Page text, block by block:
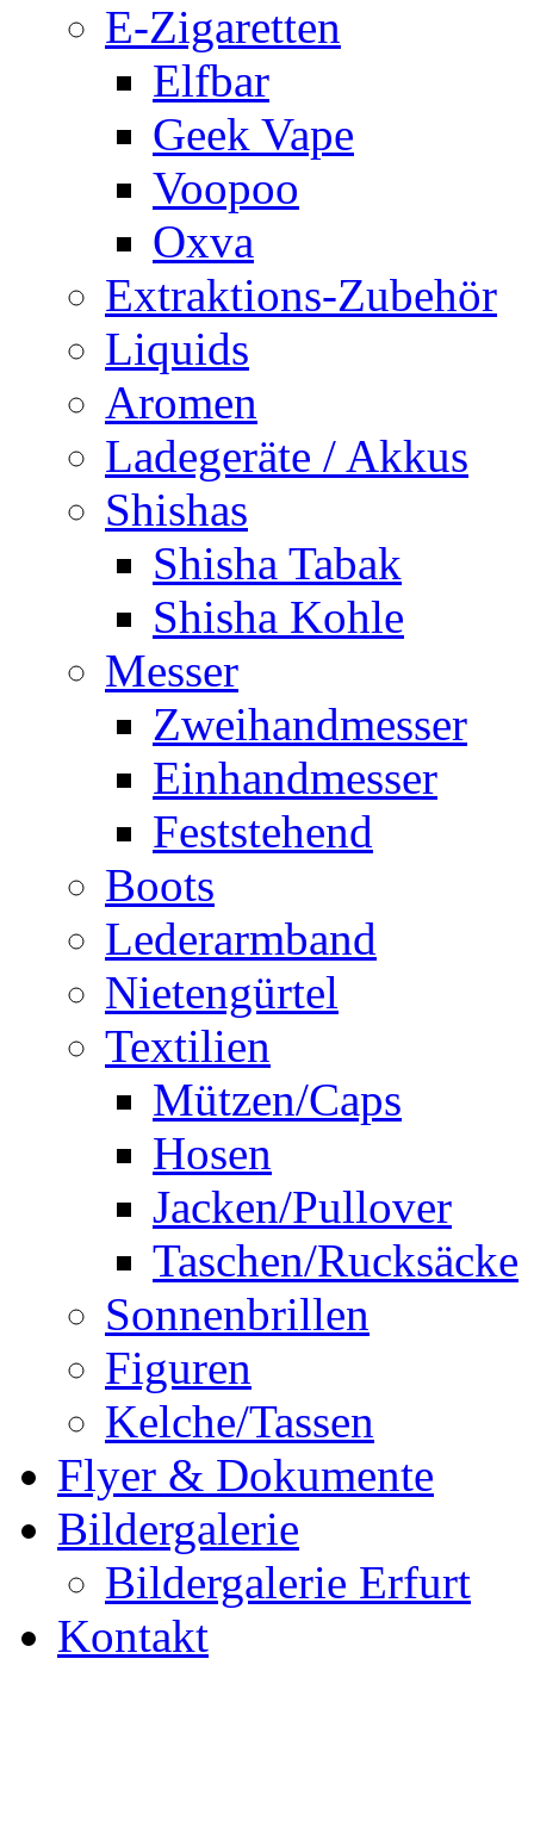
E-Zigaretten
Elfbar
Geek Vape
Voopoo
Oxva
Extraktions-Zubehör
Liquids
Aromen
Ladegeräte / Akkus
Shishas
Shisha Tabak
Shisha Kohle
Messer
Zweihandmesser
Einhandmesser
Feststehend
Boots
Lederarmband
Nietengürtel
Textilien
Mützen/Caps
Hosen
Jacken/Pullover
Taschen/Rucksäcke
Sonnenbrillen
Figuren
Kelche/Tassen
Flyer & Dokumente
Bildergalerie
Bildergalerie Erfurt
Kontakt